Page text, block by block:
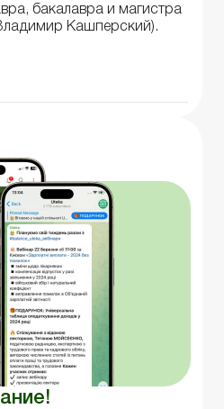
бакалавра и магистра
Кашперский).